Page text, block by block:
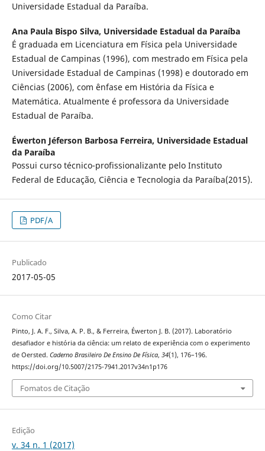
Universidade Estadual da Paraíba.
Ana Paula Bispo Silva, Universidade Estadual da Paraíba
É graduada em Licenciatura em Física pela Universidade
Estadual de Campinas (1996), com mestrado em Física pela
Universidade Estadual de Campinas (1998) e doutorado em
Ciências (2006), com ênfase em História da Física e
Matemática. Atualmente é professora da Universidade
Estadual de Paraíba.
Éwerton Jéferson Barbosa Ferreira, Universidade Estadual
da Paraíba
Possui curso técnico-profissionalizante pelo Instituto
Federal de Educação, Ciência e Tecnologia da Paraíba(2015).
PDF/A
Publicado
2017-05-05
Como Citar
Pinto, J. A. F., Silva, A. P. B., & Ferreira, Éwerton J. B. (2017). Laboratório
desafiador e história da ciência: um relato de experiência com o experimento
de Oersted. Caderno Brasileiro De Ensino De Física, 34(1), 176–196.
https://doi.org/10.5007/2175-7941.2017v34n1p176
Fomatos de Citação
Edição
v. 34 n. 1 (2017)